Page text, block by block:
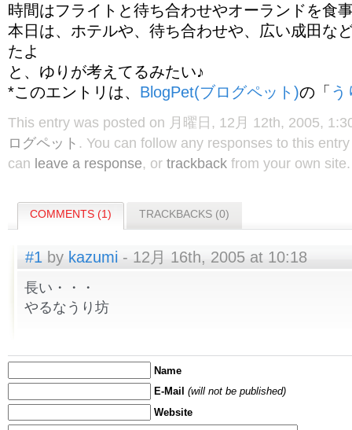
時間はフライトと待ち合わせやオーランドを食
本日は、ホテルや、待ち合わせや、広い成田な
たよ
と、ゆりが考えてるみたい♪
*このエントリは、 BlogPet(ブログペット)の「 う
This entry was posted on 月曜日, 12月 12th, 2005,
ログペット . You can follow any responses to this
can leave a response, or trackback from your own site.
COMMENTS (1) TRACKBACKS (0)
#1 by kazumi - 12月 16th, 2005 at 10:18
長い・・・
やるなうり坊
Name
E-Mail(will not be published)
Website